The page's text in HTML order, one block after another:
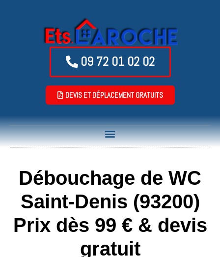
09 72 01 02 02
DEVIS ET DÉPLACEMENT GRATUITS
Débouchage de WC
Saint-Denis (93200)
Prix dès 99 € & devis
gratuit